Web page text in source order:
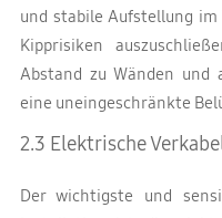
und stabile Aufstellung
Kipprisiken
Abstand zu Wänden und
eine uneingeschränkte
2.3 Elektrische
Der wichtigste und